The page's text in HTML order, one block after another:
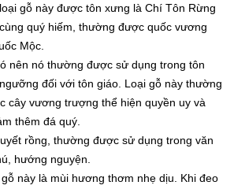
gỗ này được tôn xưng là Chí Tôn Rừng
quý hiếm, thường được quốc vương
Mộc.
nên nó thường được sử dụng trong tôn
đối với tôn giáo. Loại gỗ này thường
cây vương trượng thể hiện quyền uy và
thêm đá quý.
rồng, thường được sử dụng trong văn
hướng nguyện.
này là mùi hương thơm nhẹ dịu. Khi đeo